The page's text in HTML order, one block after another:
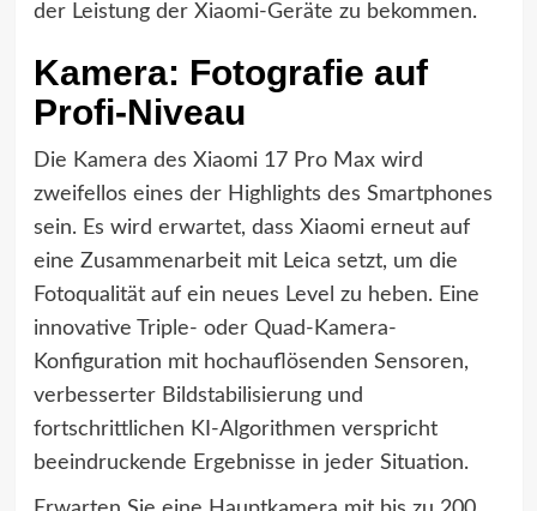
der Leistung der Xiaomi-Geräte zu bekommen.
Kamera: Fotografie auf
Profi-Niveau
Die Kamera des Xiaomi 17 Pro Max wird
zweifellos eines der Highlights des Smartphones
sein. Es wird erwartet, dass Xiaomi erneut auf
eine Zusammenarbeit mit Leica setzt, um die
Fotoqualität auf ein neues Level zu heben. Eine
innovative Triple- oder Quad-Kamera-
Konfiguration mit hochauflösenden Sensoren,
verbesserter Bildstabilisierung und
fortschrittlichen KI-Algorithmen verspricht
beeindruckende Ergebnisse in jeder Situation.